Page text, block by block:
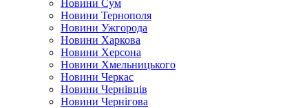
Новини Сум
Новини Тернополя
Новини Ужгорода
Новини Харкова
Новини Херсона
Новини Хмельницького
Новини Черкас
Новини Чернівців
Новини Чернігова